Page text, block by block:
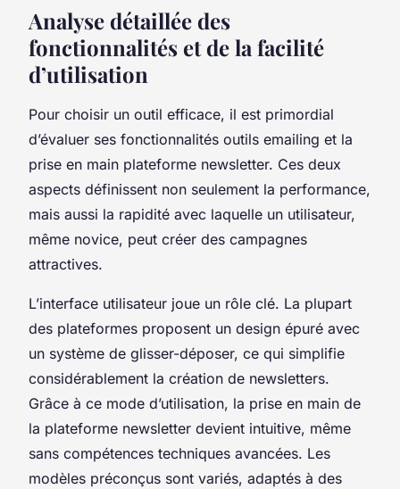
Analyse détaillée des
fonctionnalités et de la facilité
d’utilisation
Pour choisir un outil efficace, il est primordial
d’évaluer ses fonctionnalités outils emailing et la
prise en main plateforme newsletter. Ces deux
aspects définissent non seulement la performance,
mais aussi la rapidité avec laquelle un utilisateur,
même novice, peut créer des campagnes
attractives.
L’interface utilisateur joue un rôle clé. La plupart
des plateformes proposent un design épuré avec
un système de glisser-déposer, ce qui simplifie
considérablement la création de newsletters.
Grâce à ce mode d’utilisation, la prise en main de
la plateforme newsletter devient intuitive, même
sans compétences techniques avancées. Les
modèles préconçus sont variés, adaptés à des